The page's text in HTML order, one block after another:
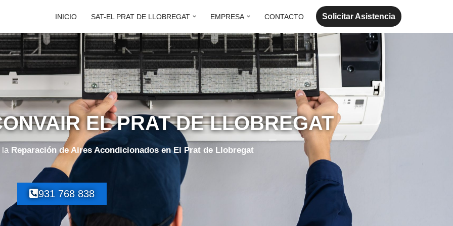
INICIO SAT-EL PRAT DE LLOBREGAT EMPRESA CONTACTO Solicitar Asistencia
EL PRAT DE LLOBREGAT
la Reparación de Aires Acondicionados en El Prat de Llobregat
931 768 838